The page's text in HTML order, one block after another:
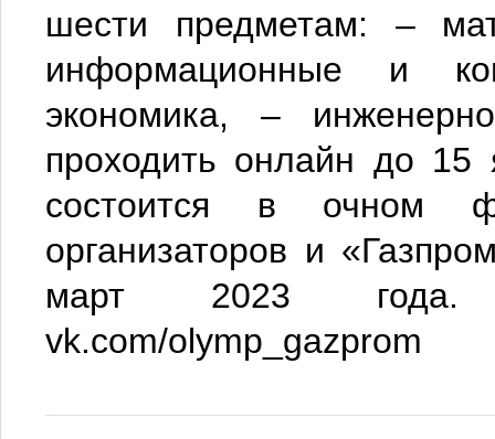
шести предметам: –
информационные и
экономика, –
проходить онлайн до 15
состоится в очном
организаторов и
март 2023 года.
vk.com/olymp_gazprom